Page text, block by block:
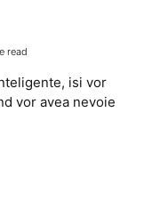
read
isi vor
vor avea nevoie